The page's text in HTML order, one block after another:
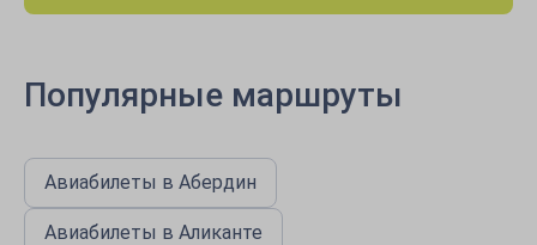
Популярные маршруты
Авиабилеты в Абердин
Авиабилеты в Аликанте